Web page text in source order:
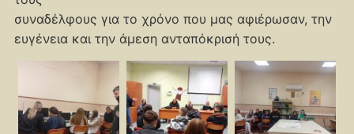
συναδέλφους για το χρόνο που μας αφιέρωσαν, την
ευγένεια και την άμεση ανταπόκρισή τους.